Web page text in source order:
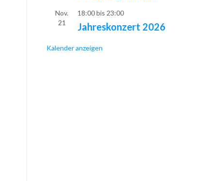
Nov.
21
18:00bis 23:00
Jahreskonzert 2026
Kalender anzeigen